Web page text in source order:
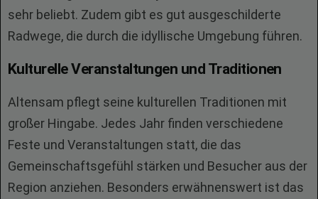
sehr beliebt. Zudem gibt es gut ausgeschilderte
Radwege, die durch die idyllische Umgebung führen.
Kulturelle Veranstaltungen und Traditionen
Altensam pflegt seine kulturellen Traditionen mit
großer Hingabe. Jedes Jahr finden verschiedene
Feste und Veranstaltungen statt, die das
Gemeinschaftsgefühl stärken und Besucher aus der
Region anziehen. Besonders erwähnenswert ist das